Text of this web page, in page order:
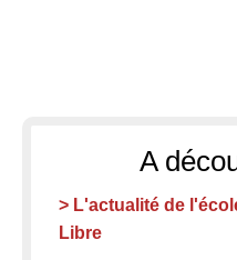
A
> L'actualité de
Libre